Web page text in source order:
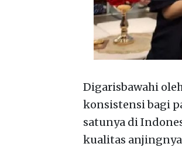
Digarisbawahi
konsistensi bagi
satunya di
kualitas